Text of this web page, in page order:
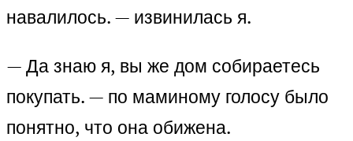
навалилось. — извинилась я.
— Да знаю я, вы же дом собираетесь
покупать. — по маминому голосу было
понятно, что она обижена.